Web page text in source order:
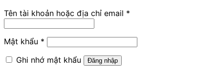
Tên tài khoản hoặc địa chỉ email *
Mật khẩu *
Ghi nhớ mật khẩu
Đăng nhập